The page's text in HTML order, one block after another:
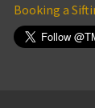
Booking a